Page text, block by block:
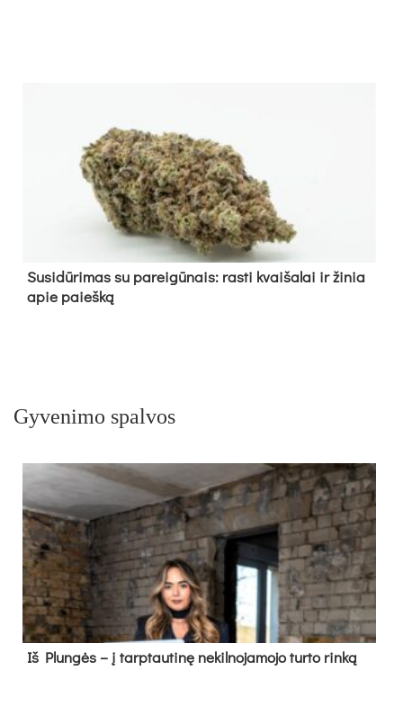
Su­si­dū­ri­mas su pa­rei­gū­nais: ras­ti kvai­ša­lai ir ži­nia
apie paieš­ką
Gyvenimo spalvos
Iš Plungės – į tarptautinę nekilnojamojo turto rinką